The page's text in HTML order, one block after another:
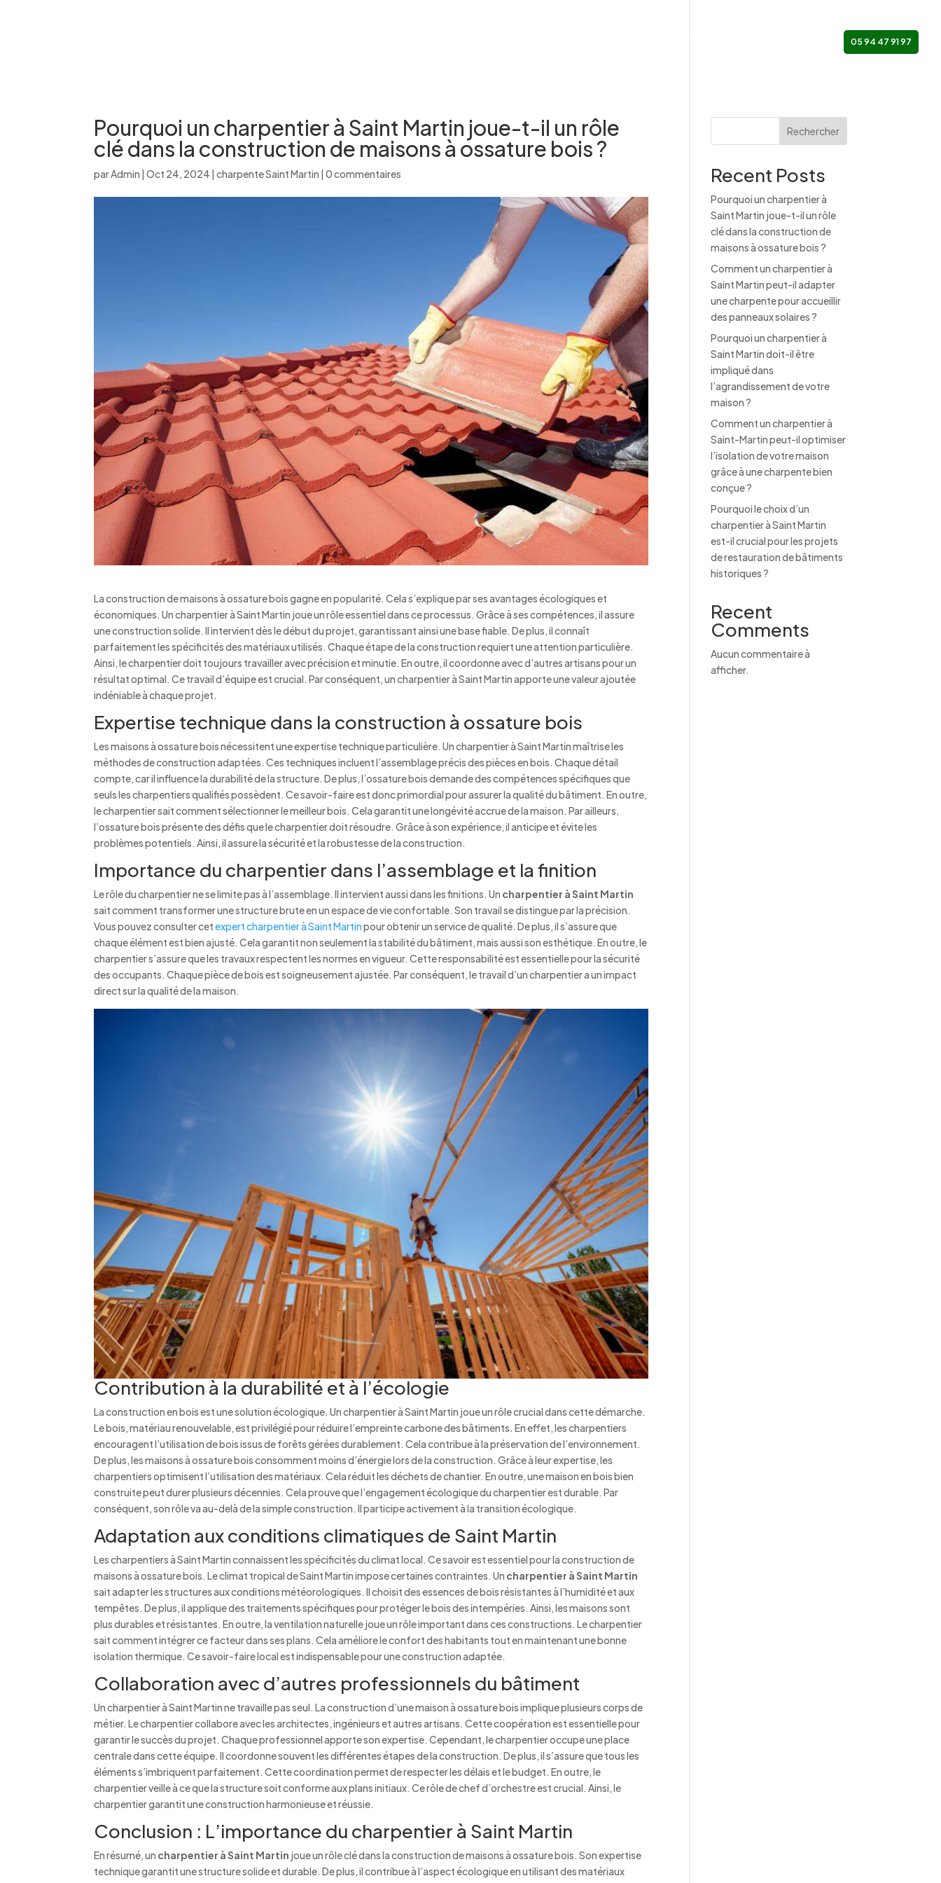
05 94 47 91 97
Pourquoi un charpentier à Saint Martin joue-t-il un rôle
clé dans la construction de maisons à ossature bois ?
parAdmin |Oct 24, 2024 |charpente Saint Martin |0 commentaires
La construction de maisons à ossature bois gagne en popularité. Cela s’explique par ses avantages écologiques et
économiques. Un charpentier à Saint Martin joue un rôle essentiel dans ce processus. Grâce à ses compétences, il assure
une construction solide. Il intervient dès le début du projet, garantissant ainsi une base fiable. De plus, il connaît
parfaitement les spécificités des matériaux utilisés. Chaque étape de la construction requiert une attention particulière.
Ainsi, le charpentier doit toujours travailler avec précision et minutie. En outre, il coordonne avec d’autres artisans pour un
résultat optimal. Ce travail d’équipe est crucial. Par conséquent, un charpentier à Saint Martin apporte une valeur ajoutée
indéniable à chaque projet.
Expertise technique dans la construction à ossature bois
Les maisons à ossature bois nécessitent une expertise technique particulière. Un charpentier à Saint Martin maîtrise les
méthodes de construction adaptées. Ces techniques incluent l’assemblage précis des pièces en bois. Chaque détail
compte, car il influence la durabilité de la structure. De plus, l’ossature bois demande des compétences spécifiques que
seuls les charpentiers qualifiés possèdent. Ce savoir-faire est donc primordial pour assurer la qualité du bâtiment. En outre,
le charpentier sait comment sélectionner le meilleur bois. Cela garantit une longévité accrue de la maison. Par ailleurs,
l’ossature bois présente des défis que le charpentier doit résoudre. Grâce à son expérience, il anticipe et évite les
problèmes potentiels. Ainsi, il assure la sécurité et la robustesse de la construction.
Importance du charpentier dans l’assemblage et la finition
Le rôle du charpentier ne se limite pas à l’assemblage. Il intervient aussi dans les finitions. Un charpentier à Saint Martin
sait comment transformer une structure brute en un espace de vie confortable. Son travail se distingue par la précision.
Vous pouvez consulter cetexpert charpentier à Saint Martinpour obtenir un service de qualité. De plus, il s’assure que
chaque élément est bien ajusté. Cela garantit non seulement la stabilité du bâtiment, mais aussi son esthétique. En outre, le
charpentier s’assure que les travaux respectent les normes en vigueur. Cette responsabilité est essentielle pour la sécurité
des occupants. Chaque pièce de bois est soigneusement ajustée. Par conséquent, le travail d’un charpentier a un impact
direct sur la qualité de la maison.
Contribution à la durabilité et à l’écologie
La construction en bois est une solution écologique. Un charpentier à Saint Martin joue un rôle crucial dans cette démarche.
Le bois, matériau renouvelable, est privilégié pour réduire l’empreinte carbone des bâtiments. En effet, les charpentiers
encouragent l’utilisation de bois issus de forêts gérées durablement. Cela contribue à la préservation de l’environnement.
De plus, les maisons à ossature bois consomment moins d’énergie lors de la construction. Grâce à leur expertise, les
charpentiers optimisent l’utilisation des matériaux. Cela réduit les déchets de chantier. En outre, une maison en bois bien
construite peut durer plusieurs décennies. Cela prouve que l’engagement écologique du charpentier est durable. Par
conséquent, son rôle va au-delà de la simple construction. Il participe activement à la transition écologique.
Adaptation aux conditions climatiques de Saint Martin
Les charpentiers à Saint Martin connaissent les spécificités du climat local. Ce savoir est essentiel pour la construction de
maisons à ossature bois. Le climat tropical de Saint Martin impose certaines contraintes. Un charpentier à Saint Martin
sait adapter les structures aux conditions météorologiques. Il choisit des essences de bois résistantes à l’humidité et aux
tempêtes. De plus, il applique des traitements spécifiques pour protéger le bois des intempéries. Ainsi, les maisons sont
plus durables et résistantes. En outre, la ventilation naturelle joue un rôle important dans ces constructions. Le charpentier
sait comment intégrer ce facteur dans ses plans. Cela améliore le confort des habitants tout en maintenant une bonne
isolation thermique. Ce savoir-faire local est indispensable pour une construction adaptée.
Collaboration avec d’autres professionnels du bâtiment
Un charpentier à Saint Martin ne travaille pas seul. La construction d’une maison à ossature bois implique plusieurs corps de
métier. Le charpentier collabore avec les architectes, ingénieurs et autres artisans. Cette coopération est essentielle pour
garantir le succès du projet. Chaque professionnel apporte son expertise. Cependant, le charpentier occupe une place
centrale dans cette équipe. Il coordonne souvent les différentes étapes de la construction. De plus, il s’assure que tous les
éléments s’imbriquent parfaitement. Cette coordination permet de respecter les délais et le budget. En outre, le
charpentier veille à ce que la structure soit conforme aux plans initiaux. Ce rôle de chef d’orchestre est crucial. Ainsi, le
charpentier garantit une construction harmonieuse et réussie.
Conclusion : L’importance du charpentier à Saint Martin
En résumé, un charpentier à Saint Martin joue un rôle clé dans la construction de maisons à ossature bois. Son expertise
technique garantit une structure solide et durable. De plus, il contribue à l’aspect écologique en utilisant des matériaux
Rechercher
Recent Posts
Pourquoi un charpentier à
Saint Martin joue-t-il un rôle
clé dans la construction de
maisons à ossature bois ?
Comment un charpentier à
Saint Martin peut-il adapter
une charpente pour accueillir
des panneaux solaires ?
Pourquoi un charpentier à
Saint Martin doit-il être
impliqué dans
l’agrandissement de votre
maison ?
Comment un charpentier à
Saint-Martin peut-il optimiser
l’isolation de votre maison
grâce à une charpente bien
conçue ?
Pourquoi le choix d’un
charpentier à Saint Martin
est-il crucial pour les projets
de restauration de bâtiments
historiques ?
Recent
Comments
Aucun commentaire à
afficher.